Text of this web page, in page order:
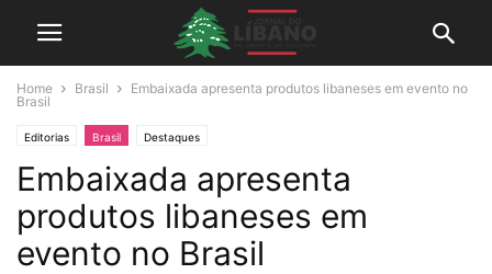
Home Brasil
Embaixada apresenta produtos libaneses em evento no
Brasil
Editorias Brasil Destaques
Embaixada apresenta
produtos libaneses em
evento no Brasil